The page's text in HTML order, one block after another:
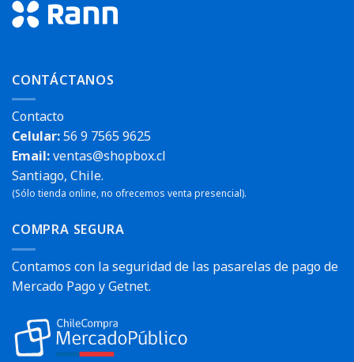
CONTÁCTANOS
Contacto
Celular:56 9 7565 9625
Email:ventas@shopbox.cl
Santiago, Chile.
(Sólo tienda online, no ofrecemos venta presencial).
COMPRA SEGURA
Contamos con la seguridad de las pasarelas de pago de
Mercado Pago y Getnet.